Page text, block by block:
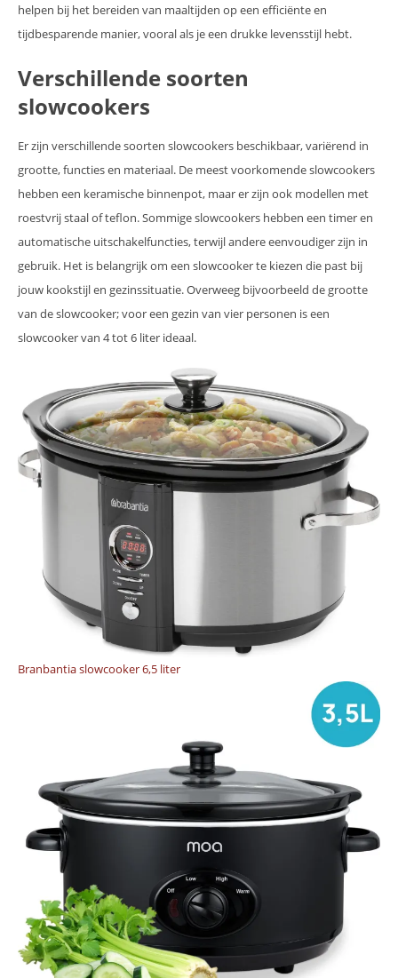
helpen bij het bereiden van maaltijden op een efficiënte en
tijdbesparende manier, vooral als je een drukke levensstijl hebt.
Verschillende soorten
slowcookers
Er zijn verschillende soorten slowcookers beschikbaar, variërend in
grootte, functies en materiaal. De meest voorkomende slowcookers
hebben een keramische binnenpot, maar er zijn ook modellen met
roestvrij staal of teflon. Sommige slowcookers hebben een timer en
automatische uitschakelfuncties, terwijl andere eenvoudiger zijn in
gebruik. Het is belangrijk om een slowcooker te kiezen die past bij
jouw kookstijl en gezinssituatie. Overweeg bijvoorbeeld de grootte
van de slowcooker; voor een gezin van vier personen is een
slowcooker van 4 tot 6 liter ideaal.
Branbantia slowcooker 6,5 liter